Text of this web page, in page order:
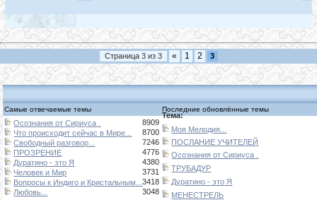
Страница 3из 3 « 1 2 3
Самые отвечаемые темы Последние обновлённые темы
Осознания от Сириуса .
8909
Что происходит сейчас в Мире...
8700
Свободный разговор...
7246
ПРОЗРЕНИЕ
4776
Дуратино - это Я
4380
Человек и Мир
3731
Вопросы к Индиго и Кристальным...3418
Любовь...
3048
Тема:
Моя Мелодия...
ПОСЛАНИЕ УЧИТЕЛЕЙ
Осознания от Сириуса .
ТРУБАДУР
Дуратино - это Я
МЕНЕСТРЕЛЬ